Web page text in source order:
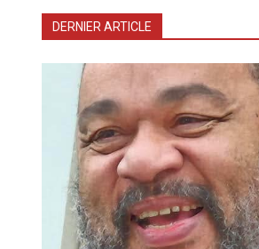
DERNIER ARTICLE